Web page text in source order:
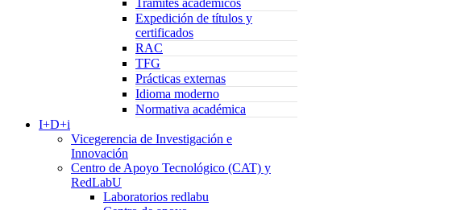
Trámites académicos
Expedición de títulos y
certificados
RAC
TFG
Prácticas externas
Idioma moderno
Normativa académica
I+D+i
Vicegerencia de Investigación e
Innovación
Centro de Apoyo Tecnológico (CAT) y
RedLabU
Laboratorios redlabu